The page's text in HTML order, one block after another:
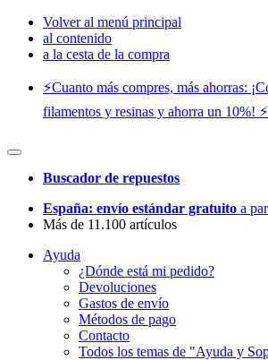
Volver al menú principal
al contenido
a la cesta de la compra
⚡️Cuanto más compres, más ahorras:
filamentos y resinas y ahorra un 10%! ⚡️
Buscador de repuestos
España: envío estándar gratuito a
Más de 11.100 artículos
Ayuda
¿Dónde está mi pedido?
Devoluciones
Gastos de envío
Métodos de pago
Contacto
Todos los temas de "Ayuda y